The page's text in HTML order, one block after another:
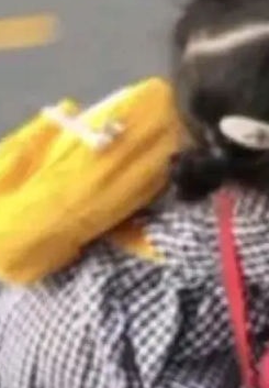
、无数的基础设
去十年，维护它
a>）</l
交给搜索引擎。
show_
容器不适合 Ag
。 Cloudflare
的——他们用 W
Matthew Pri
Isolate 运行代
们需要的是 Iso
的问题在于启动
执行的任务可能
容器从冷启动到
回应苹果
this wron
告上法庭，指
秘密。苹果的诉
地从前东家挖
没发律师
网贴了一篇博
getting this wro
聊天记
果外部律师 Gabr
23 日下午 5:53
发了封邮
配合调查前苹
WorkBu
的AI办公
版上架HUAWE
下载即可使
值得一提的是，
入WorkBuddy P
磅功能——你写
干扰。一句话让
！ 温馨提示：
，以此纪
今天正式发
来新一代音视频
还有一个特殊之